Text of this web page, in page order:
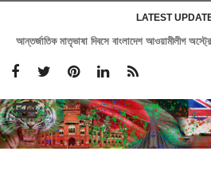
LATEST
আন্তর্জাতিক মাতৃভাষা দিবসে বাংলাদেশ আওয়ামীলীগ